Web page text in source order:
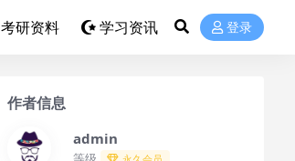
考研资料 学习资讯 登录
作者信息
admin
永久会员